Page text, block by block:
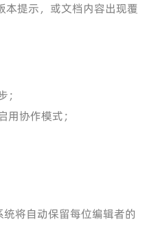
本提示，或文档内容出现覆
协作模式；
将自动保留每位编辑者的